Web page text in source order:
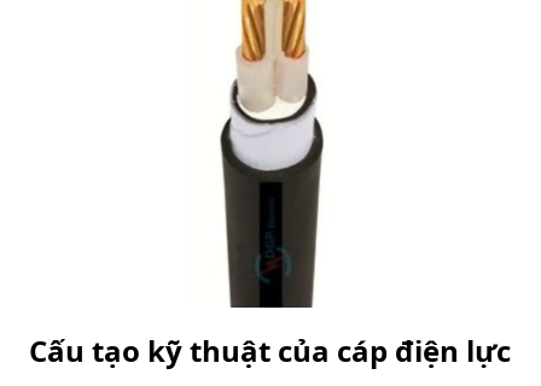
Cấu tạo kỹ thuật của cáp điện lực